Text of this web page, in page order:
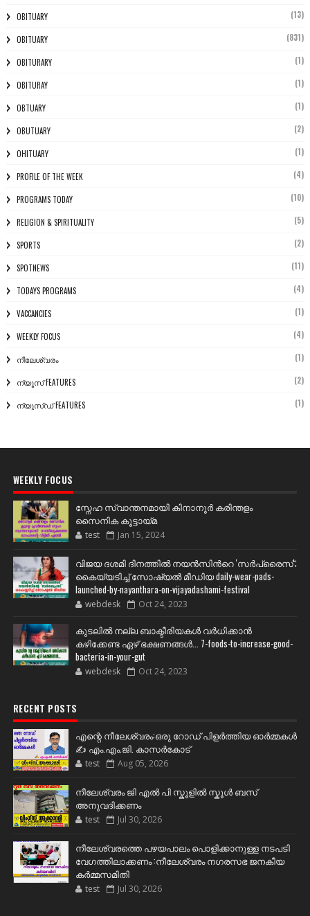
OBITUARY (13)
OBITUARY (831)
OBITURARY (1)
OBITURAY (1)
OBTUARY (1)
OBUTUARY (2)
OHITUARY (1)
PROFILE OF THE WEEK (4)
PROGRAMS TODAY (10)
RELIGION & SPIRITUALITY (5)
SPORTS (2)
SPOTNEWS (11)
TODAYS PROGRAMS (4)
VACCANCIES (1)
WEEKLY FOCUS (4)
നീലേശ്വരം (1)
ന്യൂസ് FEATURES (2)
ന്യൂസ്ഡ് FEATURES (1)
WEEKLY FOCUS
സ്നേഹ സ്വാന്തനമായി കിനാനൂർ കരിന്തളം
സൈനിക കൂട്ടായ്മ
test Jan 15, 2024
വിജയ ദശമി ദിനത്തില്‍ നയന്‍സിന്‍റെ 'സര്‍പ്രൈസ്';
കൈയ്യടിച്ച് സോഷ്യല്‍ മീഡിയ daily-wear-pads-
launched-by-nayanthara-on-vijayadashami-festival
webdesk Oct 24, 2023
കുടലിൽ നല്ല ബാക്ടീരിയകൾ വര്‍ധിക്കാന്‍
കഴിക്കേണ്ട ഏഴ് ഭക്ഷണങ്ങള്‍... 7-foods-to-increase-good-
bacteria-in-your-gut
webdesk Oct 24, 2023
RECENT POSTS
എന്റെ നീലേശ്വരം:ഒരു റോഡ് പിളർത്തിയ ഓർമ്മകൾ
✍️ എം.എം.ജി. കാസർകോട്
test Aug 05, 2026
നീലേശ്വരം ജി എൽ പി സ്കൂളിൽ സ്കൂൾ ബസ്
അനുവദിക്കണം
test Jul 30, 2026
നീലേശ്വരത്തെ പഴയപാലം പൊളിക്കാനുള്ള നടപടി
വേഗത്തിലാക്കണം :നീലേശ്വരം നഗരസഭ ജനകീയ
കർമ്മസമിതി
test Jul 30, 2026